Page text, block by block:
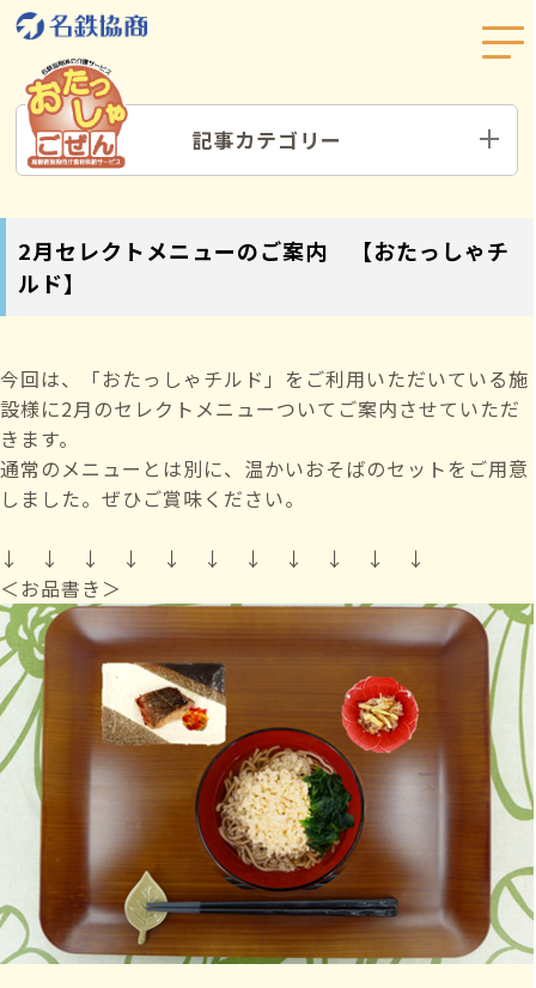
記事カテゴリー
2月セレクトメニューのご案内 【おたっしゃチ
ルド】
今回は、「おたっしゃチルド」をご利用いただいている施
設様に2月のセレクトメニューついてご案内させていただ
きます。
通常のメニューとは別に、温かいおそばのセットをご用意
しました。ぜひご賞味ください。
↓ ↓ ↓ ↓ ↓ ↓ ↓ ↓ ↓ ↓ ↓
＜お品書き＞